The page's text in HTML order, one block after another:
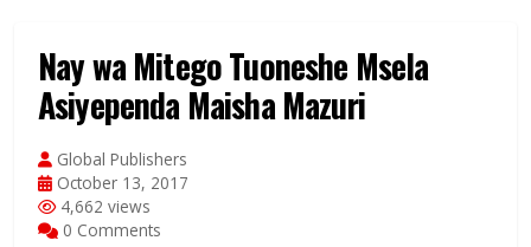
Nay wa Mitego Tuoneshe Msela
Asiyependa Maisha Mazuri
Global Publishers
October 13, 2017
4,662 views
0 Comments